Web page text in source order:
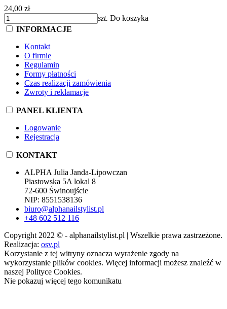
24,00 zł
szt. Do koszyka
INFORMACJE
Kontakt
O firmie
Regulamin
Formy płatności
Czas realizacji zamówienia
Zwroty i reklamacje
PANEL KLIENTA
Logowanie
Rejestracja
KONTAKT
ALPHA Julia Janda-Lipowczan
Piastowska 5A lokal 8
72-600 Świnoujście
NIP: 8551538136
biuro@alphanailstylist.pl
+48 602 512 116
Copyright 2022 © - alphanailstylist.pl | Wszelkie prawa zastrzeżone.
Realizacja: osv.pl
Korzystanie z tej witryny oznacza wyrażenie zgody na
wykorzystanie plików cookies. Więcej informacji możesz znaleźć w
naszej Polityce Cookies.
Nie pokazuj więcej tego komunikatu